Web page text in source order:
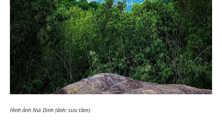
Hình ảnh Núi Dinh (ảnh: sưu tầm)